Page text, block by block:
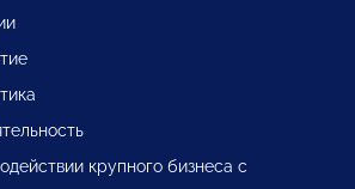
крупного бизнеса с